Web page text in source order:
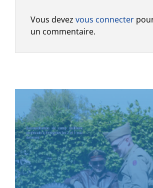
Vous devez vous connecter
un commentaire.